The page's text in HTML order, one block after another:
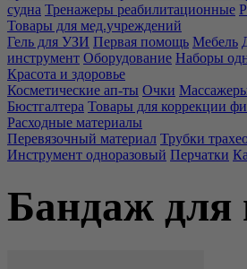
судна Тренажеры реабилитационные
Товары для мед.учреждений
Гель для УЗИ Первая помощь Мебель
инструмент Оборудование Наборы
Красота и здоровье
Косметические ап-ты Очки
Бюстгалтера Товары для коррекции
Расходные материалы
Перевязочный материал Трубки
Инструмент одноразовый Перчатки
Бандаж для